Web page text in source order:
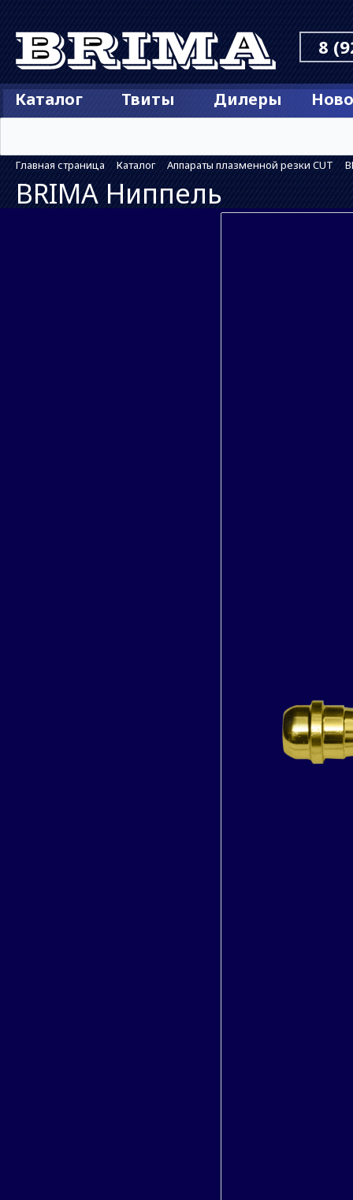
8
Каталог Твиты Дилеры
Главная страница Каталог Аппараты плазменной резки CUT
BRIMA Ниппель